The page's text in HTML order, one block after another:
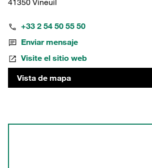
41350 Vineuil
+33 2 54 50 55 50
Enviar mensaje
Visite el sitio web
Vista de mapa